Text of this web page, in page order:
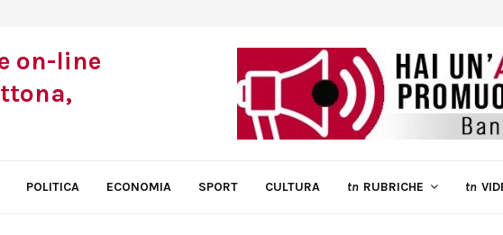
POLITICA ECONOMIA SPORT CULTURA tn RUBRICHE tn